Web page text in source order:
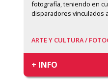
fotografía, teniendo en
disparadores vinculados
ARTE Y CULTURA /
+ INFO